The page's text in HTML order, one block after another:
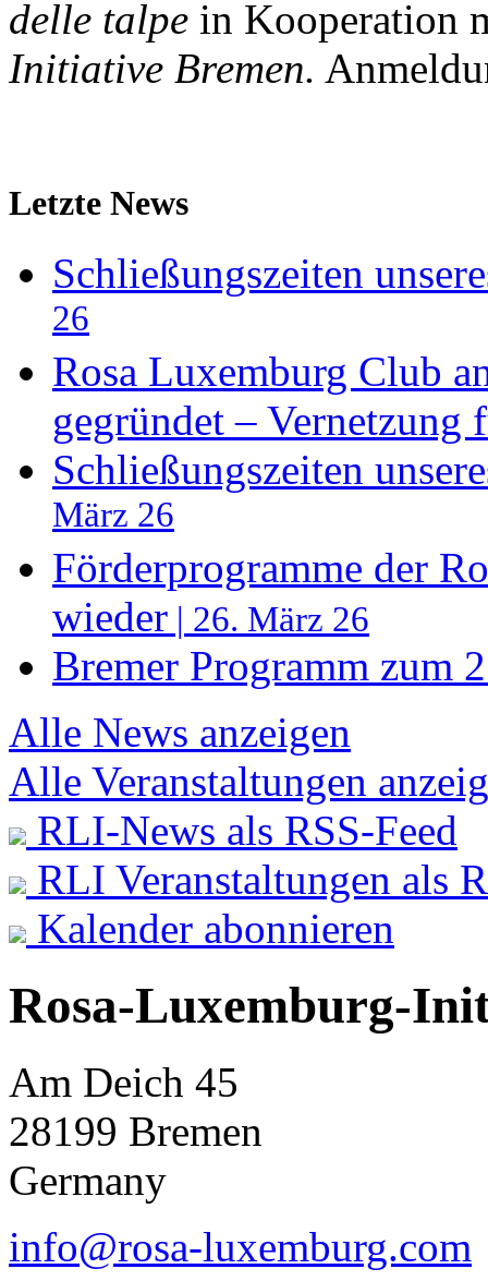
delle talpe in Kooperation
Initiative Bremen.
Letzte News
Schließungszeiten
26
Rosa Luxemburg Club
gegründet – Vernetzung
Schließungszeiten
März 26
Förderprogramme der
wieder | 26. März 26
Bremer Programm zum
Alle News anzeigen
Alle Veranstaltungen
RLI-News als RSS-Feed
RLI Veranstaltungen als
Kalender abonnieren
Rosa-Luxemburg-
Am Deich 45
28199 Bremen
Germany
info@rosa-luxemburg.com